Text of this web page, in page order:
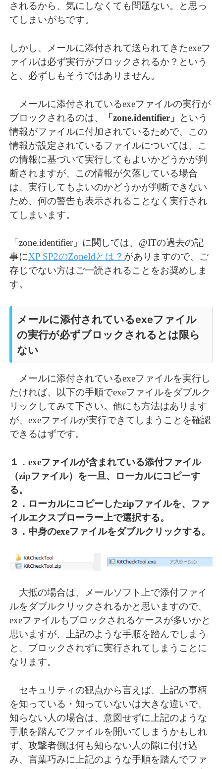
されるから、気にしなくても問題ない。と思っ
てしまいがちです。
しかし、メールに添付されて送られてきたexeフ
ァイルは必ず実行がブロックされるか？という
と、必ずしもそうではありません。
メールに添付されているexeファイルの実行が
ブロックされるのは、
「zone.identifier」
という
情報がファイルに付加されているためで、この
情報が設定されているファイルについては、こ
の情報に基づいて実行してもよいかどうかが判
断されますが、この情報が欠落している場合
は、実行してもよいのかどうかが判断できない
ため、何の警告も表示されることなく実行され
てしまいます。
「zone.identifier」に関しては、@ITの過去の記
事にXP SP2のZoneIdとは？ がありますので、ご
存じでない方はご一読されることをお奨めしま
す。
メールに添付されているexeファイル
の実行が必ずブロックされるとは限ら
ない
メールに添付されているexeファイルを実行し
たければ、以下の手順でexeファイルをダブルク
リックしてみて下さい。他にも方法はあります
が、exeファイルが実行できてしまうことを確認
できるはずです。
１．exeファイルが含まれている添付ファイル
（zipファイル）を一旦、ローカルにコピーす
る。
２．ローカルにコピーしたzipファイルを、ファ
イルエクスプローラー上で選択する。
３．中身のexeファイルをダブルクリックする。
大抵の場合は、メールソフト上で添付ファイ
ルをダブルクリックされるかと思いますので、
exeファイルもブロックされるケースが多いかと
思いますが、上記のような手順を踏んでしまう
と、ブロックされずに実行されてしまうことに
なります。
セキュリティの観点から言えば、上記の事柄
を知っている・知っていないは大きな違いで、
知らない人の場合は、意図せずに上記のような
手順を踏んでファイルを開いてしまうかもしれ
ず、攻撃者側は何も知らない人の隙に付け込
み、言葉巧みに上記のような手順を踏んでファ